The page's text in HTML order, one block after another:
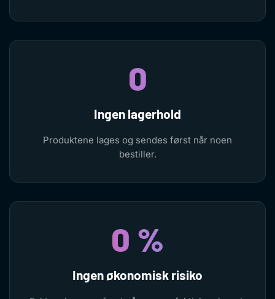
0
Ingen lagerhold
Produktene lages og sendes først når noen
bestiller.
0 %
Ingen økonomisk risiko